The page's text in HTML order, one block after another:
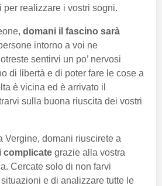
per realizzare i vostri sogni.
domani il fascino sarà
intorno a voi ne
sentirvi un po’ nervosi
di libertà e di poter fare le cose a
è vicina ed è arrivato il
sulla buona riuscita dei vostri
Vergine, domani riuscirete a
complicate grazie alla vostra
Cercate solo di non farvi
e di analizzare tutte le